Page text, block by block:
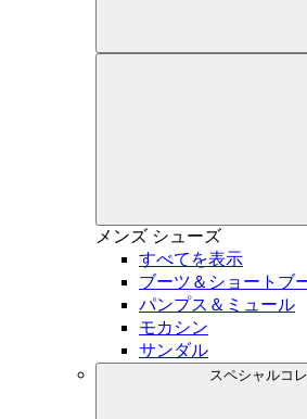
メンズ シューズ
すべてを表示
ブーツ＆ショートブ
パンプス＆ミュール
モカシン
サンダル
スペシャルコ